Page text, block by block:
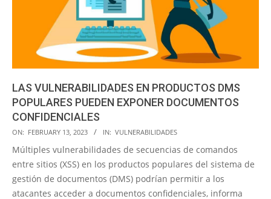
LAS VULNERABILIDADES EN PRODUCTOS DMS
POPULARES PUEDEN EXPONER DOCUMENTOS
CONFIDENCIALES
2023-
02-
13
ON: FEBRUARY 13, 2023 IN: VULNERABILIDADES
Múltiples vulnerabilidades de secuencias de comandos
entre sitios (XSS) en los productos populares del sistema de
gestión de documentos (DMS) podrían permitir a los
atacantes acceder a documentos confidenciales, informa